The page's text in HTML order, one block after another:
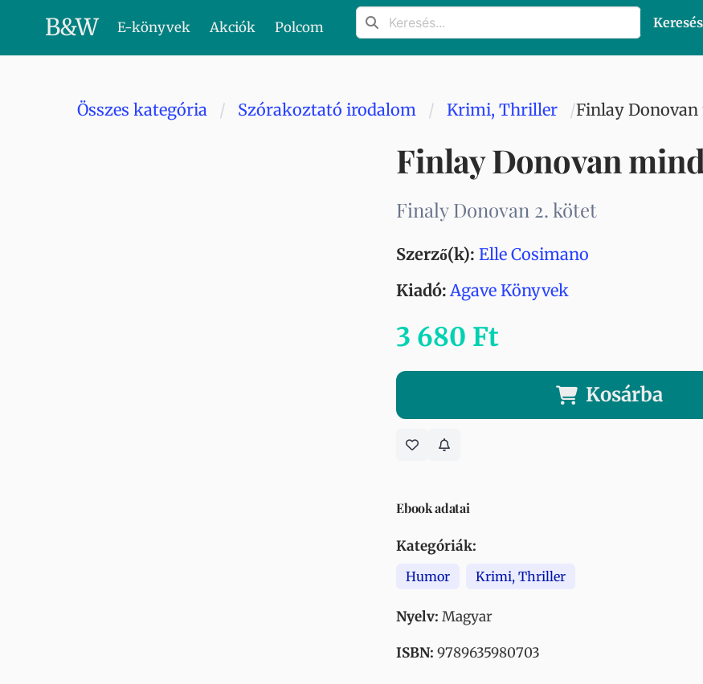
B&W E-könyvek Akciók Polcom Keresés
Összes kategória Szórakoztató irodalom Krimi, Thriller Finlay
Finlay Donovan
Finaly Donovan 2. kötet
Szerző(k): Elle Cosimano
Kiadó: Agave Könyvek
3 680 Ft
Kosárba
Ebook adatai
Kategóriák:
Humor Krimi, Thriller
Nyelv: Magyar
ISBN: 9789635980703